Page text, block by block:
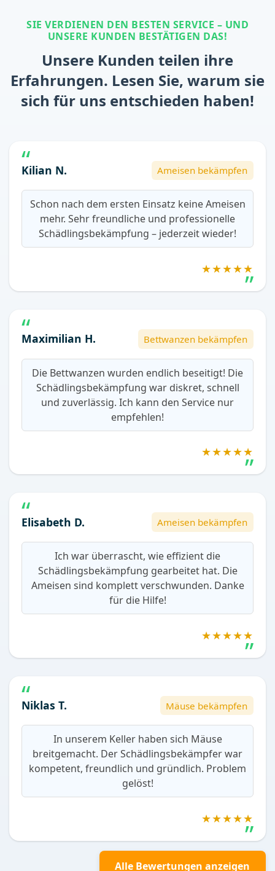
SIE VERDIENEN DEN BESTEN SERVICE – UND
UNSERE KUNDEN BESTÄTIGEN DAS!
Unsere Kunden teilen ihre
Erfahrungen. Lesen Sie, warum sie
sich für uns entschieden haben!
Kilian N. Ameisen bekämpfen
Schon nach dem ersten Einsatz keine Ameisen
mehr. Sehr freundliche und professionelle
Schädlingsbekämpfung – jederzeit wieder!
★★★★★
Maximilian H. Bettwanzen bekämpfen
Die Bettwanzen wurden endlich beseitigt! Die
Schädlingsbekämpfung war diskret, schnell
und zuverlässig. Ich kann den Service nur
empfehlen!
★★★★★
Elisabeth D. Ameisen bekämpfen
Ich war überrascht, wie effizient die
Schädlingsbekämpfung gearbeitet hat. Die
Ameisen sind komplett verschwunden. Danke
für die Hilfe!
★★★★★
Niklas T. Mäuse bekämpfen
In unserem Keller haben sich Mäuse
breitgemacht. Der Schädlingsbekämpfer war
kompetent, freundlich und gründlich. Problem
gelöst!
★★★★★
Alle Bewertungen anzeigen